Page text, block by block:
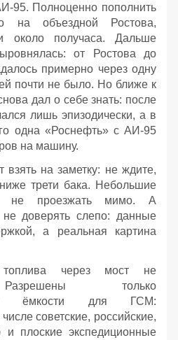
Полноценно пополнить
на объездной Ростова,
около получаса. Дальше
от Ростова до
примерно через одну
почти не было. Но ближе к
дал о себе знать: после
лишь эпизодически, а в
одна «Роснефть» с АИ‑95
на машину.
взять на заметку: не ждите,
трети бака. Небольшие
не проезжать мимо. А
доверять слепо: данные
а реальная картина
через мост не
только
ёмкости для ГСМ:
советские, российские,
и плоские экспедиционные